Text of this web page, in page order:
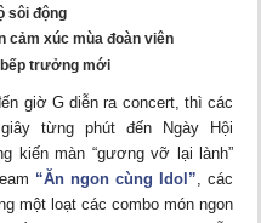
sôi động
cảm xúc mùa đoàn viên
bếp trưởng mới
giờ G diễn ra concert, thì các
từng phút đến Ngày Hội
kiến màn “gương vỡ lại lành”
“Ăn ngon cùng Idol”, các
một loạt các combo món ngon